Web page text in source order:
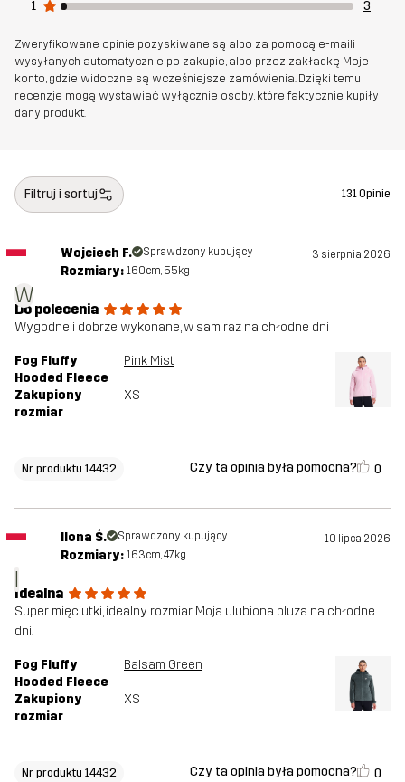
rozwój
Stworzone do UNIWERSALNY
Numer
14432_2417
1 3
Zweryfikowane opinie pozyskiwane są albo za pomocą e-maili
wysyłanych automatycznie po zakupie, albo przez zakładkę Moje
konto, gdzie widoczne są wcześniejsze zamówienia. Dzięki temu
recenzje mogą wystawiać wyłącznie osoby, które faktycznie kupiły
dany produkt.
Filtruj i sortuj 131 Opinie
W
Wojciech F. Sprawdzony kupujący 3 sierpnia 2026
Rozmiary: 160cm, 55kg
Do polecenia
Wygodne i dobrze wykonane, w sam raz na chłodne dni
Fog Fluffy
Hooded Fleece
Pink Mist
Zakupiony
rozmiar
XS
Nr produktu 14432 Czy ta opinia była pomocna? 0
I
Ilona Ś. Sprawdzony kupujący 10 lipca 2026
Rozmiary: 163cm, 47kg
Idealna
Super mięciutki, idealny rozmiar. Moja ulubiona bluza na chłodne
dni.
Fog Fluffy
Hooded Fleece
Balsam Green
Zakupiony
rozmiar
XS
Nr produktu 14432 Czy ta opinia była pomocna? 0